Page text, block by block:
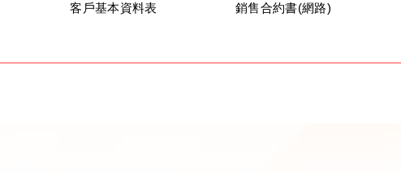
客戶基本資料表 銷售合約書(網路)